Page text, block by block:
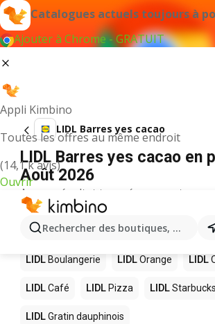
Catalogues actuels toujours à
Ajouter à Chrome - GRATUIT
Appli Kimbino
Toutes les offres au même endroit
(14,1 k avis)
Ouvrir
Rechercher des boutiques, des
LIDL Barres yes cacao
LIDL Barres yes cacao en
Août 2026
Aucun résultat trouvé pour ce terme.
D’autres produits dans les
LIDL
LIDL Boulangerie LIDLOrange LIDL
LIDLCafé LIDL Pizza LIDLStarbucks
LIDLGratin dauphinois